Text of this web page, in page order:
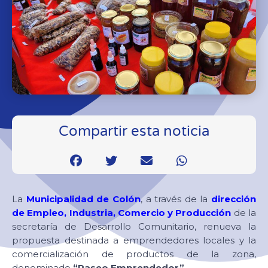
Compartir esta noticia
La Municipalidad de Colón, a través de la dirección
de Empleo, Industria, Comercio y Producción de la
secretaría de Desarrollo Comunitario, renueva la
propuesta destinada a emprendedores locales y la
comercialización de productos de la zona,